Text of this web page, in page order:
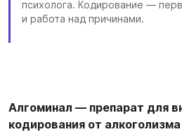
психолога. Кодирование —
и работа над причинами.
Алгоминал — препарат для
кодирования от